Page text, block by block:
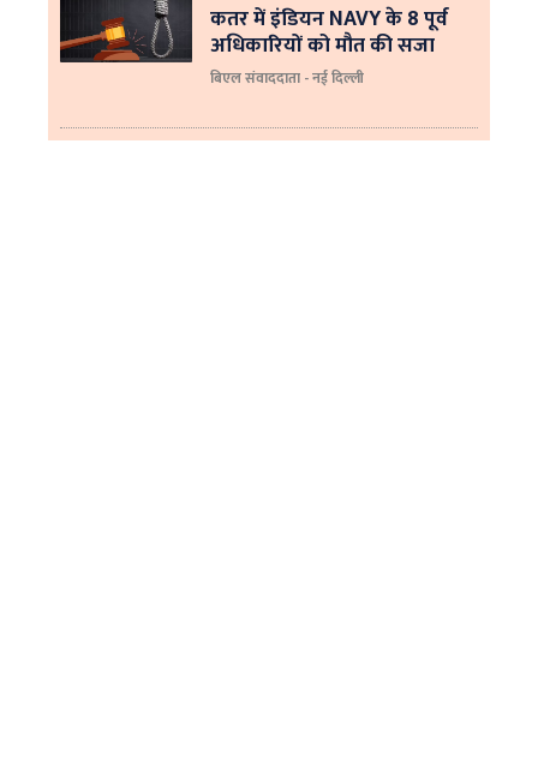
कतर में इंडियन NAVY के 8 पूर्व
अधिकारियों को मौत की सजा
बिएल संवाददाता - नई दिल्ली